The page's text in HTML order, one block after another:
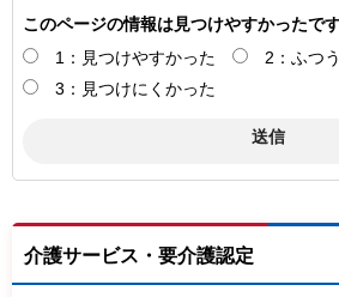
このページの情報は見つけやすかったで
1：見つけやすかった
2：ふつう
3：見つけにくかった
介護サービス・要介護認定